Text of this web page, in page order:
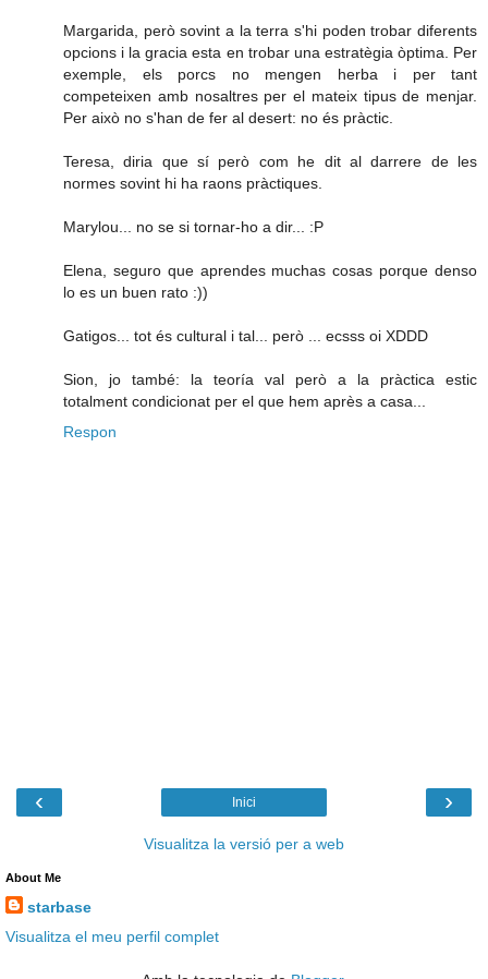
Margarida, però sovint a la terra s'hi poden trobar diferents
opcions i la gracia esta en trobar una estratègia òptima. Per
exemple, els porcs no mengen herba i per tant
competeixen amb nosaltres per el mateix tipus de menjar.
Per això no s'han de fer al desert: no és pràctic.
Teresa, diria que sí però com he dit al darrere de les
normes sovint hi ha raons pràctiques.
Marylou... no se si tornar-ho a dir... :P
Elena, seguro que aprendes muchas cosas porque denso
lo es un buen rato :))
Gatigos... tot és cultural i tal... però ... ecsss oi XDDD
Sion, jo també: la teoría val però a la pràctica estic
totalment condicionat per el que hem après a casa...
Respon
‹ ›
Inici
Visualitza la versió per a web
About Me
starbase
Visualitza el meu perfil complet